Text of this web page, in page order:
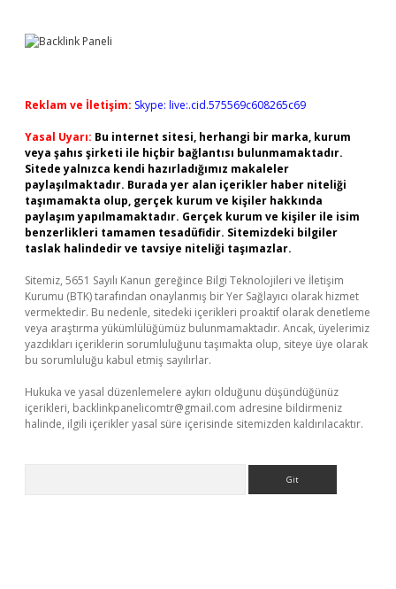
Reklam ve İletişim: Skype: live:.cid.575569c608265c69
Yasal Uyarı: Bu internet sitesi, herhangi bir marka, kurum
veya şahıs şirketi ile hiçbir bağlantısı bulunmamaktadır.
Sitede yalnızca kendi hazırladığımız makaleler
paylaşılmaktadır. Burada yer alan içerikler haber niteliği
taşımamakta olup, gerçek kurum ve kişiler hakkında
paylaşım yapılmamaktadır. Gerçek kurum ve kişiler ile isim
benzerlikleri tamamen tesadüfidir. Sitemizdeki bilgiler
taslak halindedir ve tavsiye niteliği taşımazlar.
Sitemiz, 5651 Sayılı Kanun gereğince Bilgi Teknolojileri ve İletişim
Kurumu (BTK) tarafından onaylanmış bir Yer Sağlayıcı olarak hizmet
vermektedir. Bu nedenle, sitedeki içerikleri proaktif olarak denetleme
veya araştırma yükümlülüğümüz bulunmamaktadır. Ancak, üyelerimiz
yazdıkları içeriklerin sorumluluğunu taşımakta olup, siteye üye olarak
bu sorumluluğu kabul etmiş sayılırlar.
Hukuka ve yasal düzenlemelere aykırı olduğunu düşündüğünüz
içerikleri, backlinkpanelicomtr@gmail.com adresine bildirmeniz
halinde, ilgili içerikler yasal süre içerisinde sitemizden kaldırılacaktır.